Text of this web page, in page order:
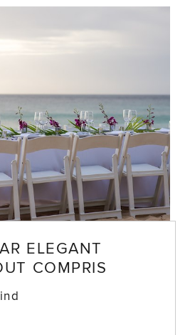
ELEGANT
COMPRIS